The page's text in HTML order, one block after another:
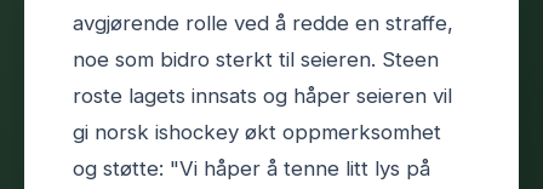
avgjørende rolle ved å redde en straffe,
noe som bidro sterkt til seieren. Steen
roste lagets innsats og håper seieren vil
gi norsk ishockey økt oppmerksomhet
og støtte: "Vi håper å tenne litt lys på